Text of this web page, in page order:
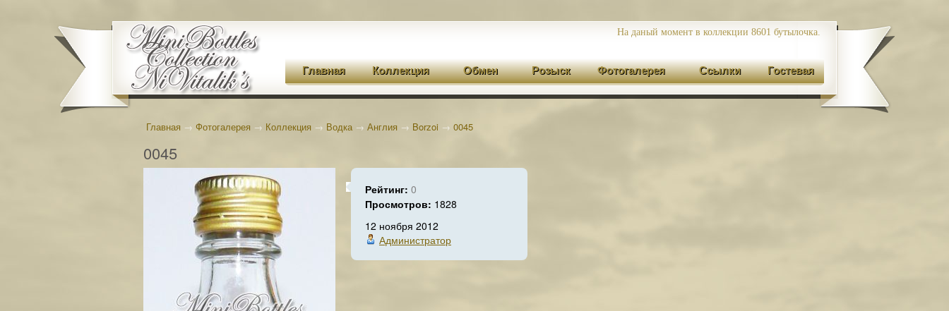
На даный момент в коллекции 8601 бутылочка.
Главная Коллекция Обмен Розыск Фотогалерея Ссылки Гостевая
Главная → Фотогалерея → Коллекция → Водка→ Англия → Borzoi → 0045
0045
Рейтинг: 0
Просмотров: 1828
12 ноября 2012
Администратор